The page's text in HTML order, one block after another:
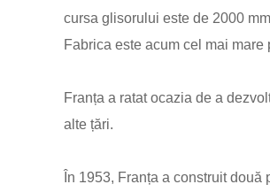
cursa glisorului este de 2000
Fabrica este acum cel mai
Franța a ratat ocazia de a
alte țări.
În 1953, Franța a construit